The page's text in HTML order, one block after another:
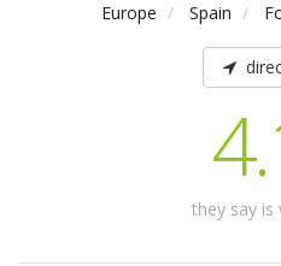
Europe Spain
they say is